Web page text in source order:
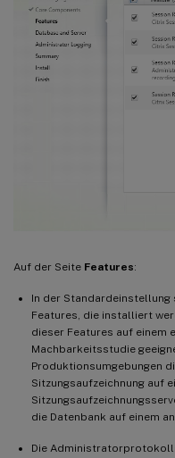
Auf der Seite Features:
In der
Features, die installiert
dieser Features auf einem
Machbarkeitsstudie
Produktionsumgebungen
Sitzungsaufzeichnung auf
die Datenbank auf einem
Die